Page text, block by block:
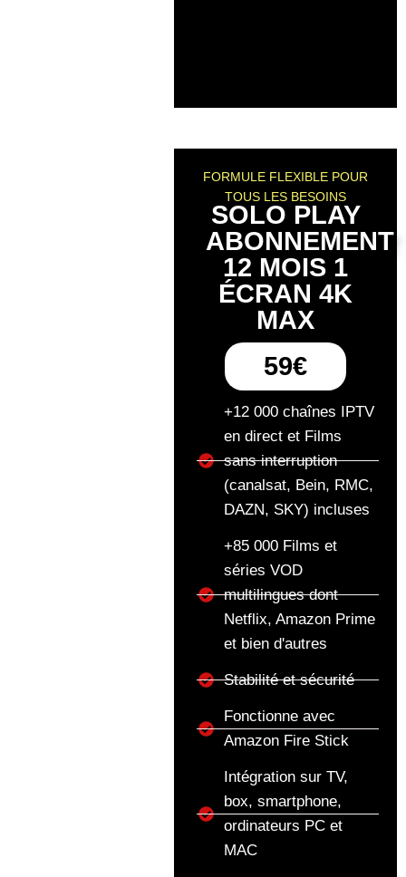
FORMULE FLEXIBLE POUR
TOUS LES BESOINS
SOLO PLAY
ABONNEMENT
12 MOIS 1
ÉCRAN 4K
MAX
59€
+12 000 chaînes IPTV
en direct et Films
sans interruption
(canalsat, Bein, RMC,
DAZN, SKY) incluses
+85 000 Films et
séries VOD
multilingues dont
Netflix, Amazon Prime
et bien d'autres
Stabilité et sécurité
Fonctionne avec
Amazon Fire Stick
Intégration sur TV,
box, smartphone,
ordinateurs PC et
MAC